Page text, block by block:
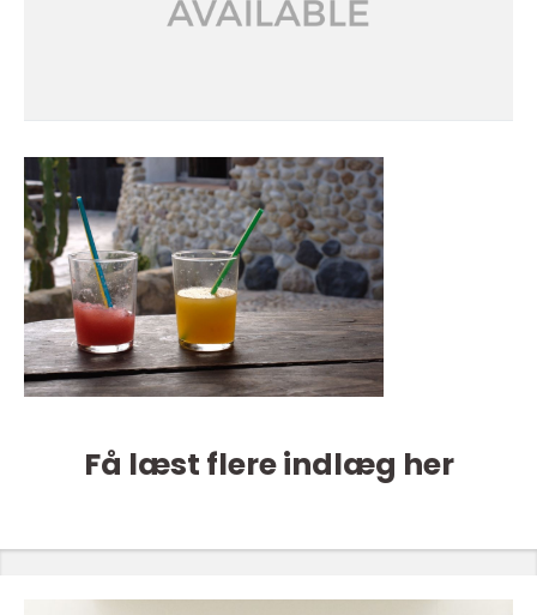
Få læst flere indlæg her